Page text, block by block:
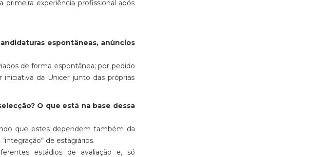
primeira experiência profissional após
espontâneas, anúncios
de forma espontânea; por pedido
da Unicer junto das próprias
O que está na base dessa
que estes dependem também da
de estagiários.
estádios de avaliação e, só